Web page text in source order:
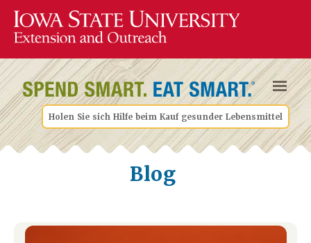
Holen Sie sich Hilfe beim Kauf gesunder Lebensmittel
Blog